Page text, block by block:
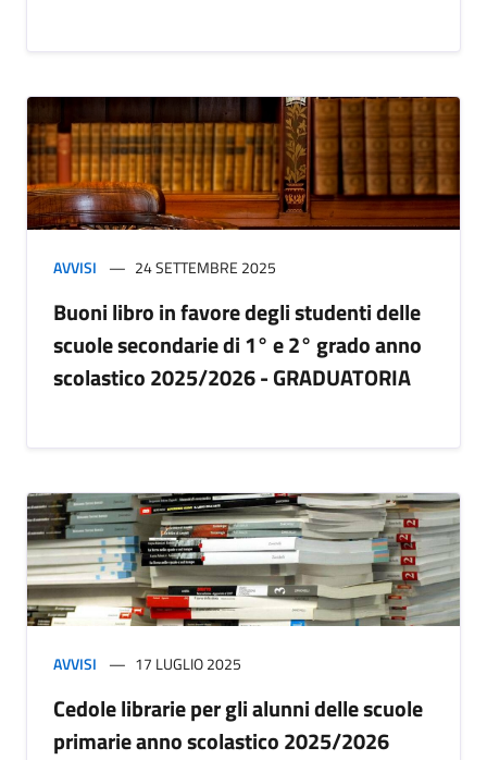
AVVISI 24 SETTEMBRE 2025
Buoni libro in favore degli studenti delle
scuole secondarie di 1° e 2° grado anno
scolastico 2025/2026 - GRADUATORIA
AVVISI 17 LUGLIO 2025
Cedole librarie per gli alunni delle scuole
primarie anno scolastico 2025/2026